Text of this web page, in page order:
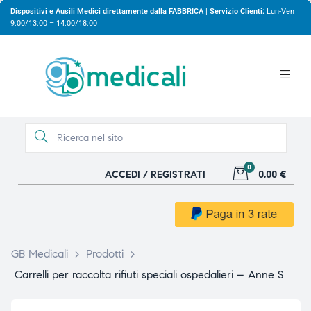
Dispositivi e Ausili Medici direttamente dalla FABBRICA | Servizio Clienti: Lun-Ven
9:00/13:00 – 14:00/18:00
ACCEDI / REGISTRATI
0
0,00 €
GB Medicali > Prodotti
>
Carrelli per raccolta rifiuti speciali ospedalieri – Anne S